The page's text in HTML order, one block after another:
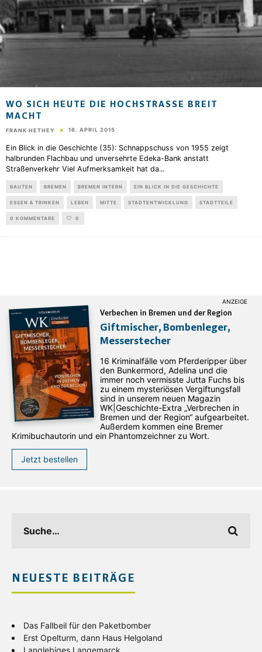
WO SICH HEUTE DIE HOCHSTRASSE BREIT M
ACHT
FRANK HETHEY 16. APRIL 2015
Ein Blick in die Geschichte (35): Schnappschuss von 1955 zeigt
halbrunden Flachbau und unversehrte Edeka-Bank anstatt
Straßenverkehr Viel Aufmerksamkeit hat da...
BAUTEN BREMEN BREMEN INTERN EIN BLICK IN DIE GESCHICHTE
ESSEN & TRINKEN LEBEN MITTE STADTENTWICKLUNG STADTTEILE
0 KOMMENTARE 0
Verbechen in Bremen und der Region
Giftmischer, Bombenleger,
Messerstecher
16 Kriminalfälle vom Pferderipper über
den Bunkermord, Adelina und die
immer noch vermisste Jutta Fuchs bis
zu einem mysteriösen Vergiftungsfall
sind in unserem neuen Magazin
WK|Geschichte-Extra „Verbrechen in
Bremen und der Region“ aufgearbeitet.
Außerdem kommen eine Bremer
Krimibuchautorin und ein Phantomzeichner zu Wort.
Jetzt bestellen
NEUESTE BEITRÄGE
Das Fallbeil für den Paketbomber
Erst Opelturm, dann Haus Helgoland
Langlebiges Langemarck